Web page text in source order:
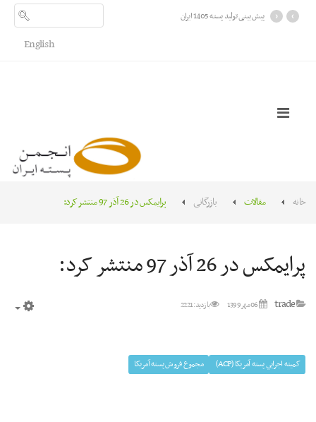
پیش بینی تولید پسته 1405 ایران ›
‹
English
خانه مقالات بازرگانی پرايمکس در 26 آذر 97 منتشر کرد:
پرايمکس در 26 آذر 97 منتشر کرد:
trade 06 مهر 1399 بازدید: 2221
کميته اجرايي پسته آمريکا (ACP) مجموع فروش پسته آمريکا